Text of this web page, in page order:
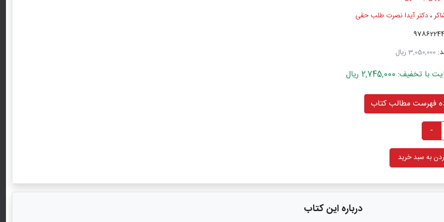
،دکتر آیدا نصرت طلب حقی
3,050,000 ریال
2,745,000 ریال
فهرست مطالب کتاب
-
به سبد خرید
درباره این کتاب